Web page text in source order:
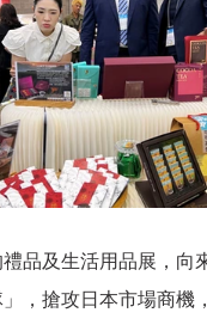
品及生活用品展，向
，搶攻日本市場商機